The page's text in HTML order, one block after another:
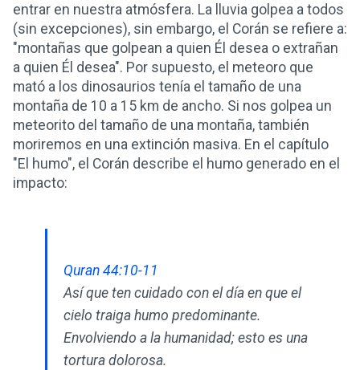
entrar en nuestra atmósfera. La lluvia golpea a todos
(sin excepciones), sin embargo, el Corán se refiere a:
"montañas que golpean a quien Él desea o extrañan
a quien Él desea". Por supuesto, el meteoro que
mató a los dinosaurios tenía el tamaño de una
montaña de 10 a 15 km de ancho. Si nos golpea un
meteorito del tamaño de una montaña, también
moriremos en una extinción masiva. En el capítulo
"El humo", el Corán describe el humo generado en el
impacto:
Quran 44:10-11
Así que ten cuidado con el día en que el
cielo traiga humo predominante.
Envolviendo a la humanidad; esto es una
tortura dolorosa.